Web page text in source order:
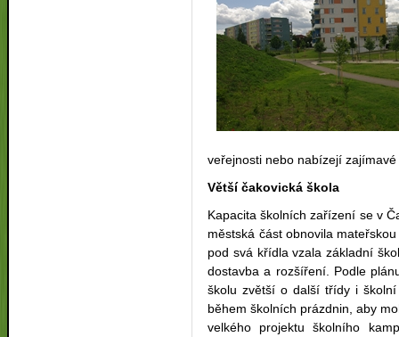
veřejnosti nebo nabízejí
Větší čakovická škola
Kapacita školních zařízení se v
městská část obnovila
pod svá křídla vzala základní
dostavba a rozšíření. Podle
školu zvětší o další třídy i
během školních prázdnin, aby
velkého projektu školního